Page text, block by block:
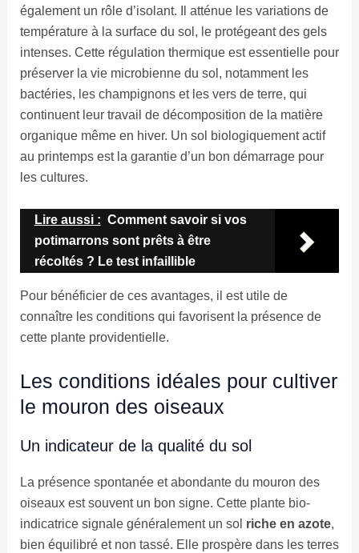
également un rôle d’isolant. Il atténue les variations de
température à la surface du sol, le protégeant des gels
intenses. Cette régulation thermique est essentielle pour
préserver la vie microbienne du sol, notamment les
bactéries, les champignons et les vers de terre, qui
continuent leur travail de décomposition de la matière
organique même en hiver. Un sol biologiquement actif
au printemps est la garantie d’un bon démarrage pour
les cultures.
Lire aussi : Comment savoir si vos
potimarrons sont prêts à être
récoltés ? Le test infaillible
Pour bénéficier de ces avantages, il est utile de
connaître les conditions qui favorisent la présence de
cette plante providentielle.
Les conditions idéales pour cultiver
le mouron des oiseaux
Un indicateur de la qualité du sol
La présence spontanée et abondante du mouron des
oiseaux est souvent un bon signe. Cette plante bio-
indicatrice signale généralement un sol riche en azote,
bien équilibré et non tassé. Elle prospère dans les terres